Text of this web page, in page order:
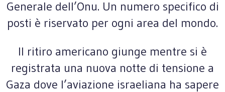
Generale dell’Onu. Un numero specifico di
posti è riservato per ogni area del mondo.
Il ritiro americano giunge mentre si è
registrata una nuova notte di tensione a
Gaza dove l’aviazione israeliana ha sapere